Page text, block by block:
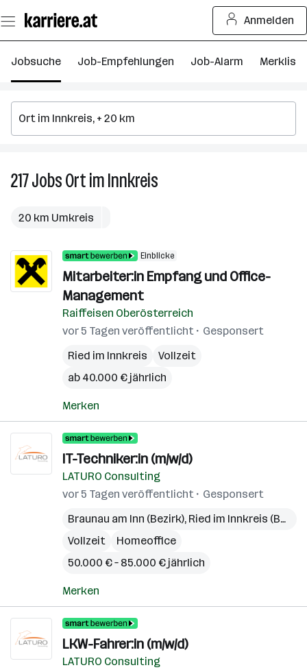
Seiteninhalt
springen
Anmelden
Jobsuche Job-Empfehlungen Job-Alarm Merkliste
217JobsOrt im Innkreis
Innkreis
20 km Umkreis
Einblicke
Mitarbeiter:in Empfang und Office-
Management
Raiffeisen Oberösterreich
vor 5 Tagen veröffentlicht
Gesponsert
Ried im Innkreis
Vollzeit
ab 40.000 € jährlich
Merken
IT-Techniker:in (m/w/d)
LATURO Consulting
vor 5 Tagen veröffentlicht
Gesponsert
Braunau am Inn (Bezirk), Ried im Innkreis (Bezirk)
Vollzeit
Homeoffice
50.000 € – 85.000 € jährlich
Merken
LKW-Fahrer:in (m/w/d)
LATURO Consulting